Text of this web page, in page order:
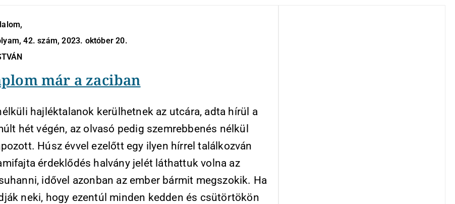
42. szám, 2023. október 20.
már a zaciban
hajléktalanok kerülhetnek az utcára, adta hírül a
hét végén, az olvasó pedig szemrebbenés nélkül
Húsz évvel ezelőtt egy ilyen hírrel találkozván
érdeklődés halvány jelét láthattuk volna az
idővel azonban az ember bármit megszokik. Ha
neki, hogy ezentúl minden kedden és csütörtökön